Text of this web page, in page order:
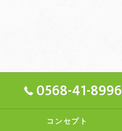
0568-41-8996
コンセプト